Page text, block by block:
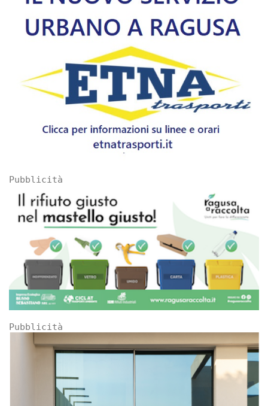
Pubblicità
Pubblicità